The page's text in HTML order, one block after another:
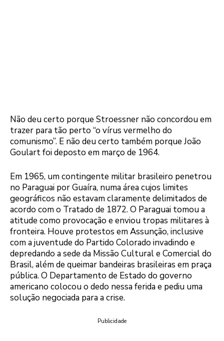
Não deu certo porque Stroessner não concordou em
trazer para tão perto “o vírus vermelho do
comunismo”. E não deu certo também porque João
Goulart foi deposto em março de 1964.
Em 1965, um contingente militar brasileiro penetrou
no Paraguai por Guaíra, numa área cujos limites
geográficos não estavam claramente delimitados de
acordo com o Tratado de 1872. O Paraguai tomou a
atitude como provocação e enviou tropas militares à
fronteira. Houve protestos em Assunção, inclusive
com a juventude do Partido Colorado invadindo e
depredando a sede da Missão Cultural e Comercial do
Brasil, além de queimar bandeiras brasileiras em praça
pública. O Departamento de Estado do governo
americano colocou o dedo nessa ferida e pediu uma
solução negociada para a crise.
Publicidade